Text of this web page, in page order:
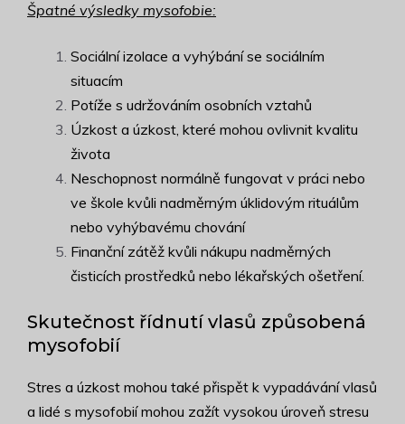
Špatné výsledky mysofobie:
Sociální izolace a vyhýbání se sociálním
situacím
Potíže s udržováním osobních vztahů
Úzkost a úzkost, které mohou ovlivnit kvalitu
života
Neschopnost normálně fungovat v práci nebo
ve škole kvůli nadměrným úklidovým rituálům
nebo vyhýbavému chování
Finanční zátěž kvůli nákupu nadměrných
čisticích prostředků nebo lékařských ošetření.
Skutečnost řídnutí vlasů způsobená
mysofobií
Stres a úzkost mohou také přispět k vypadávání vlasů
a lidé s mysofobií mohou zažít vysokou úroveň stresu